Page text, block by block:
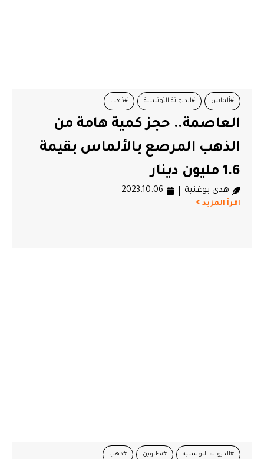
#ألماس #الديوانة التونسية #ذهب
العاصمة.. حجز كمية هامة من
الذهب المرصع بالألماس بقيمة
1.6 مليون دينار
هدى بوغنية 2023.10.06
اقرأ المزيد
#الديوانة التونسية #تطاوين #ذهب